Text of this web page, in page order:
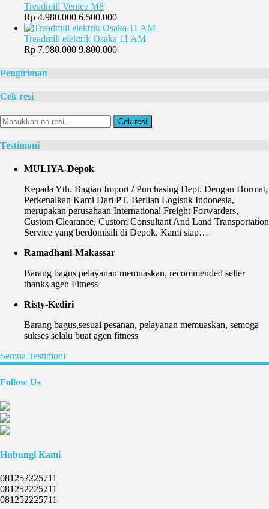
Treadmill Venice M8
Rp 4.980.000 6.500.000
Treadmill elektrik Osaka 11 AM
Rp 7.980.000 9.800.000
Pengiriman
Cek resi
Cek resi
Testimoni
MULIYA-Depok
Kepada Yth. Bagian Import / Purchasing Dept. Dengan Hormat,
Perkenalkan Kami Dari PT. Berlian Logistik Indonesia,
merupakan perusahaan International Freight Forwarders,
Custom Clearance, Custom Consultant And Land Transportation
Service yang berdomisili di Depok. Kami siap…
Ramadhani-Makassar
Barang bagus pelayanan memuaskan, recommended seller
thanks agen Fitness
Risty-Kediri
Barang bagus,sesuai pesanan, pelayanan memuaskan, semoga
sukses selalu buat agen fitness
Semua Testimoni
Follow Us
Hubungi Kami
081252225711
081252225711
081252225711